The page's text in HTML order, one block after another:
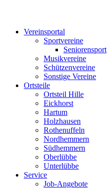
Vereinsportal
Sportvereine
Seniorensport
Musikvereine
Schützenvereine
Sonstige Vereine
Ortsteile
Ortsteil Hille
Eickhorst
Hartum
Holzhausen
Rothenuffeln
Nordhemmern
Südhemmern
Oberlübbe
Unterlübbe
Service
Job-Angebote